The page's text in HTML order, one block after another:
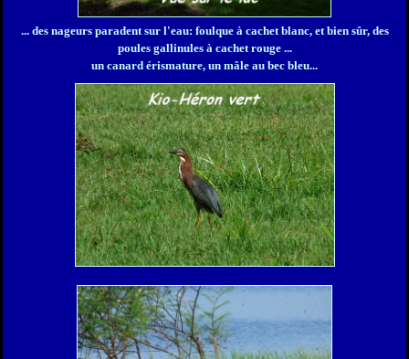
... des nageurs paradent sur l'eau: foulque à cachet blanc, et bien sûr, des
poules gallinules à cachet rouge ...
un canard érismature, un mâle au bec bleu...